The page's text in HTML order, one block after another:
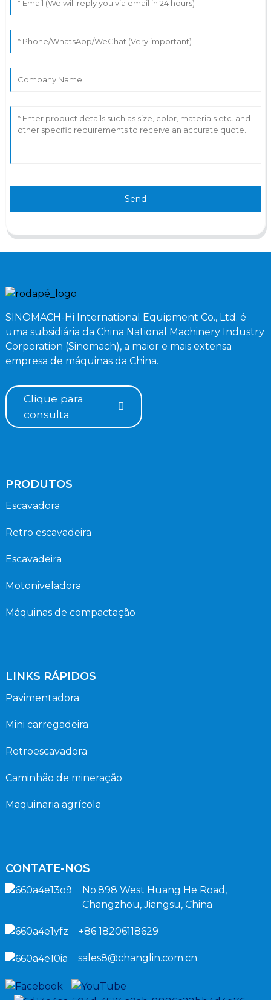
Send
SINOMACH-Hi International Equipment Co., Ltd. é
uma subsidiária da China National Machinery Industry
Corporation (Sinomach), a maior e mais extensa
empresa de máquinas da China.
Clique para
consulta
PRODUTOS
Escavadora
Retro escavadeira
Escavadeira
Motoniveladora
Máquinas de compactação
LINKS RÁPIDOS
Pavimentadora
Mini carregadeira
Retroescavadora
Caminhão de mineração
Maquinaria agrícola
CONTATE-NOS
No.898 West Huang He Road,
Changzhou, Jiangsu, China
+86 18206118629
sales8@changlin.com.cn